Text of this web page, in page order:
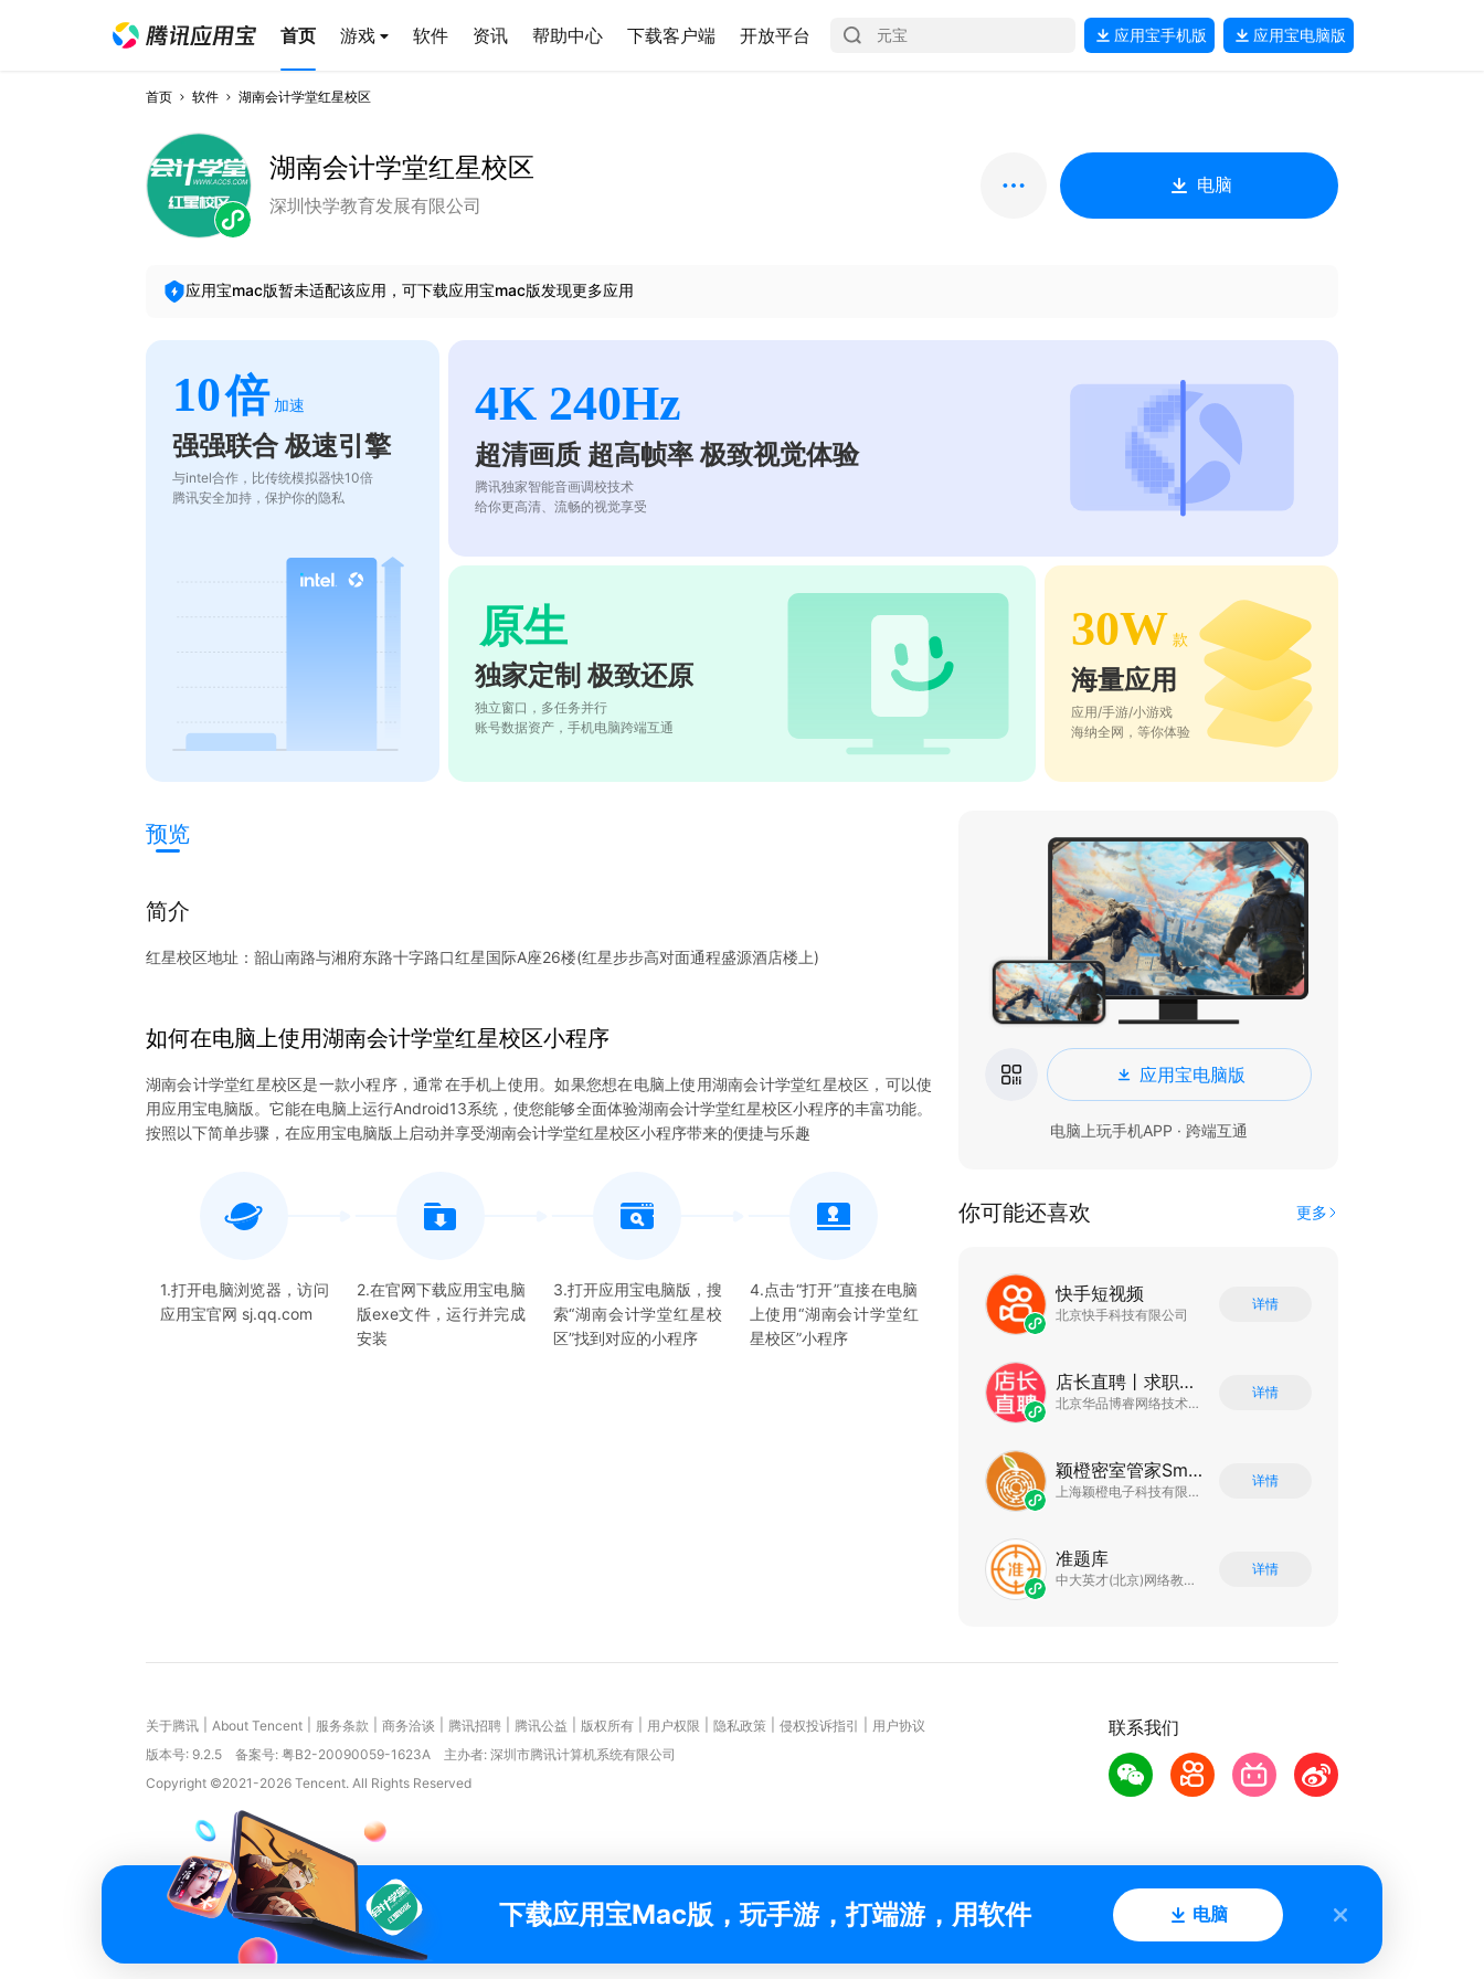
首页 游戏 软件 资讯 帮助中心 下载客户端 开放平台 应用宝手机版 应用宝电脑版
首页 软件 湖南会计学堂红星校区
湖南会计学堂红星校区
深圳快学教育发展有限公司
电脑
应用宝mac版暂未适配该应用，可下载应用宝mac版发现更多应用
10倍 加速
强强联合 极速引擎
与intel合作，比传统模拟器快10倍
腾讯安全加持，保护你的隐私
4K 240Hz
超清画质 超高帧率 极致视觉体验
腾讯独家智能音画调校技术
给你更高清、流畅的视觉享受
原生
独家定制 极致还原
独立窗口，多任务并行
账号数据资产，手机电脑跨端互通
30W 款
海量应用
应用/手游/小游戏
海纳全网，等你体验
预览
简介
红星校区地址：韶山南路与湘府东路十字路口红星国际A座26楼(红星步步高对面通程盛源酒店楼上)
如何在电脑上使用湖南会计学堂红星校区小程序
湖南会计学堂红星校区是一款小程序，通常在手机上使用。如果您想在电脑上使用湖南会计学堂红星校区，可以使
用应用宝电脑版。它能在电脑上运行Android13系统，使您能够全面体验湖南会计学堂红星校区小程序的丰富功能。
按照以下简单步骤，在应用宝电脑版上启动并享受湖南会计学堂红星校区小程序带来的便捷与乐趣
1.打开电脑浏览器，访问
应用宝官网 sj.qq.com
2.在官网下载应用宝电脑
版exe文件，运行并完成
安装
3.打开应用宝电脑版，搜
索“湖南会计学堂红星校
区”找到对应的小程序
4.点击“打开”直接在电脑
上使用“湖南会计学堂红
星校区”小程序
应用宝电脑版
电脑上玩手机APP · 跨端互通
你可能还喜欢 更多
快手短视频
北京快手科技有限公司
详情
店长直聘丨求职招聘找工作
北京华品博睿网络技术有限公司
详情
颖橙密室管家SmartOrange
上海颖橙电子科技有限公司
详情
准题库
中大英才(北京)网络教育科技有限公司
详情
联系我们
关于腾讯 About Tencent 服务条款 商务洽谈 腾讯招聘 腾讯公益 版权所有 用户权限 隐私政策 侵权投诉指引
用户协议
版本号: 9.2.5 备案号: 粤B2-20090059-1623A
主办者: 深圳市腾讯计算机系统有限公司
Copyright ©2021-2026 Tencent. All Rights Reserved
下载应用宝Mac版，玩手游，打端游，用软件 电脑